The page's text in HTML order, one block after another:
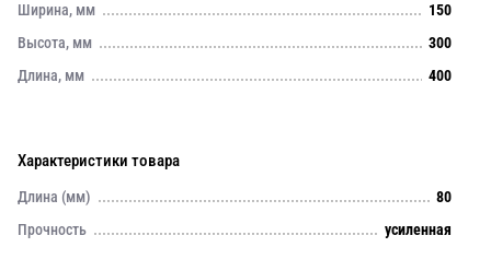
Ширина, мм
150
Высота, мм
300
Длина, мм
400
Характеристики товара
Длина (мм)
80
Прочность
усиленная